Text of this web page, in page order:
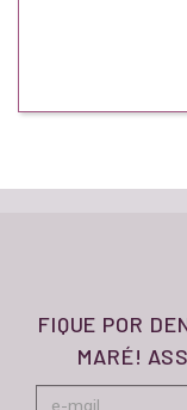
FIQUE POR
MARÉ!